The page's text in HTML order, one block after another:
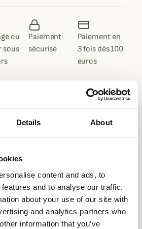
Details About
content and ads, to
and to analyse our traffic.
about your use of our site with
and analytics partners who
information that you’ve
ou
sous
Paiement
sécurisé
Paiement en
3 fois dès 100
euros
pour vous accompagner pour
: la Carrickfergus.
réalisée à partir d'un solide drap de
100% imperméable tout en lui
très stylé.